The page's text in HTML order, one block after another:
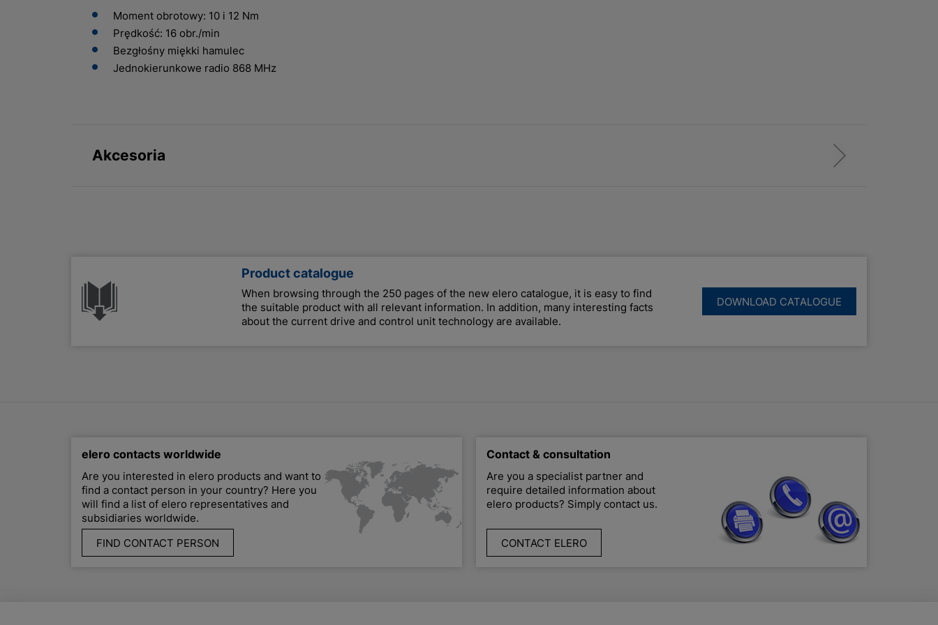
Moment obrotowy: 10 i 12 Nm
Prędkość: 16 obr./min
Bezgłośny miękki hamulec
Jednokierunkowe radio 868 MHz
Akcesoria
Product catalogue
When browsing through the 250 pages of the new elero catalogue, it is easy to find
the suitable product with all relevant information. In addition, many interesting facts
about the current drive and control unit technology are available.
DOWNLOAD CATALOGUE
elero contacts worldwide
Are you interested in elero products and want to
find a contact person in your country? Here you
will find a list of elero representatives and
subsidiaries worldwide.
FIND CONTACT PERSON
Contact & consultation
Are you a specialist partner and
require detailed information about
elero products? Simply contact us.
CONTACT ELERO